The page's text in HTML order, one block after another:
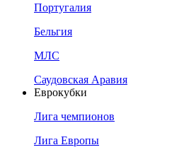
Португалия
Бельгия
МЛС
Саудовская Аравия
Еврокубки
Лига чемпионов
Лига Европы